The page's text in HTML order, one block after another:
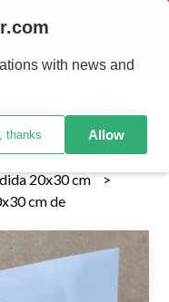
envios Por MENOR se
, los pedidos por
al pago del pedido
20x30 cm
cm de
with news and
thanks Allow